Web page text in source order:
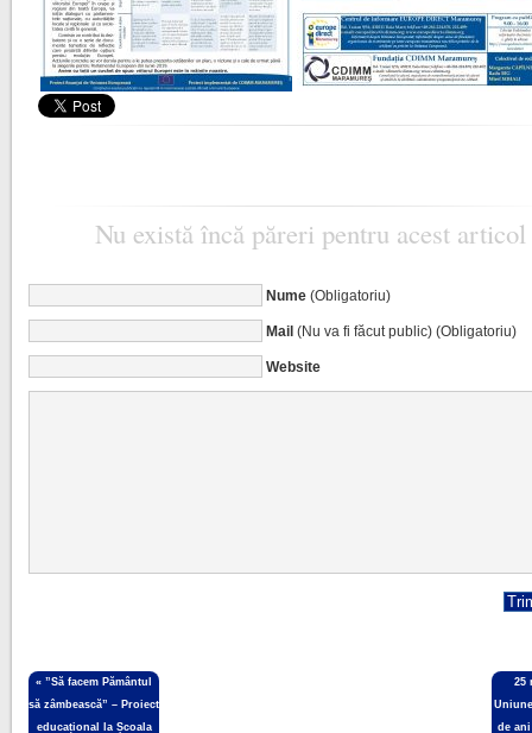
Nu există încă păreri pentru acest articol
Nume(Obligatoriu)
Mail(Nu va fi făcut public) (Obligatoriu)
Website
«”Să facem Pământul
să zâmbească” – Proiect
educațional la Școala
25
de